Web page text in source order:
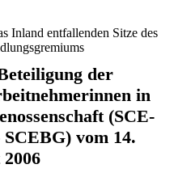
Inland entfallenden Sitze des
der
in
(SCE-
vom 14.